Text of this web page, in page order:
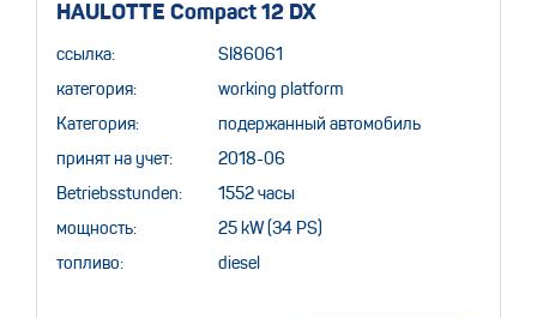
HAULOTTE Compact 12 DX
ссылка: SI86061
категория: working platform
Категория: подержанный автомобиль
принят на учет: 2018-06
Betriebsstunden: 1552 часы
мощность: 25 kW (34 PS)
топливо: diesel